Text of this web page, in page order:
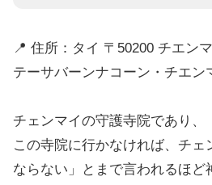
📍 住所：タイ 〒50200 チエン
テーサバーンナコーン・チエン
チェンマイの守護寺院であり、
この寺院に行かなければ、チェ
ならない」とまで言われるほど